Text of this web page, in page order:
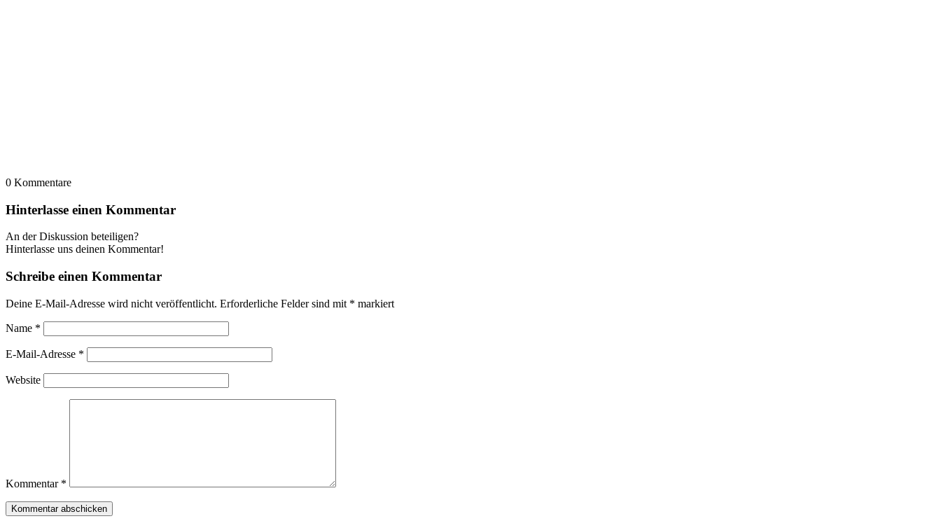
0 Kommentare
Hinterlasse einen Kommentar
An der Diskussion beteiligen?
Hinterlasse uns deinen Kommentar!
Schreibe einen Kommentar
Deine E-Mail-Adresse wird nicht veröffentlicht. Erforderliche Felder sind mit * markiert
Name *
E-Mail-Adresse *
Website
Kommentar *